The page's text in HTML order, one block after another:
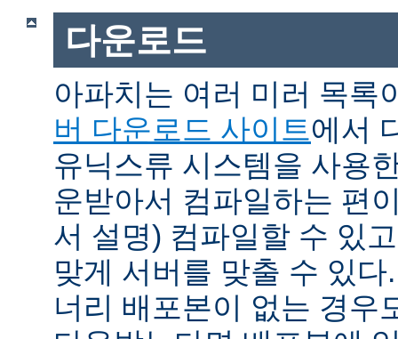
다운로드
아파치는 여러 미러 목록
버 다운로드 사이트에서
유닉스류 시스템을 사용
운받아서 컴파일하는 편
서 설명) 컴파일할 수 있
맞게 서버를 맞출 수 있
너리 배포본이 없는 경우